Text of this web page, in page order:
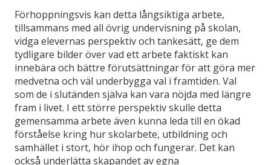
Förhoppningsvis kan detta långsiktiga arbete,
tillsammans med all övrig undervisning på skolan,
vidga elevernas perspektiv och tankesätt, ge dem
tydligare bilder över vad ett arbete faktiskt kan
innebära och bättre förutsättningar för att göra mer
medvetna och väl underbygga val i framtiden. Val
som de i slutänden själva kan vara nöjda med längre
fram i livet. I ett större perspektiv skulle detta
gemensamma arbete även kunna leda till en ökad
förståelse kring hur skolarbete, utbildning och
samhället i stort, hör ihop och fungerar. Det kan
också underlätta skapandet av egna